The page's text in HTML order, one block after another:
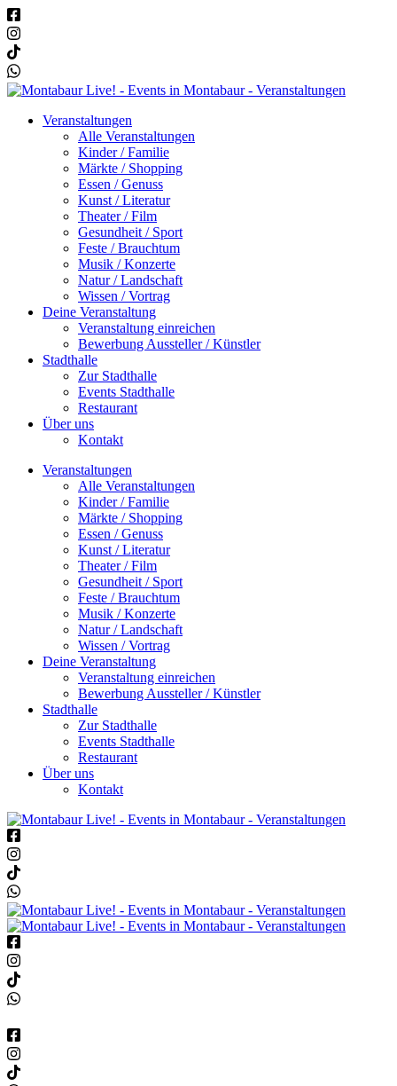
Veranstaltungen
Alle Veranstaltungen
Kinder / Familie
Märkte / Shopping
Essen / Genuss
Kunst / Literatur
Theater / Film
Gesundheit / Sport
Feste / Brauchtum
Musik / Konzerte
Natur / Landschaft
Wissen / Vortrag
Deine Veranstaltung
Veranstaltung einreichen
Bewerbung Aussteller / Künstler
Stadthalle
Zur Stadthalle
Events Stadthalle
Restaurant
Über uns
Kontakt
Veranstaltungen
Alle Veranstaltungen
Kinder / Familie
Märkte / Shopping
Essen / Genuss
Kunst / Literatur
Theater / Film
Gesundheit / Sport
Feste / Brauchtum
Musik / Konzerte
Natur / Landschaft
Wissen / Vortrag
Deine Veranstaltung
Veranstaltung einreichen
Bewerbung Aussteller / Künstler
Stadthalle
Zur Stadthalle
Events Stadthalle
Restaurant
Über uns
Kontakt